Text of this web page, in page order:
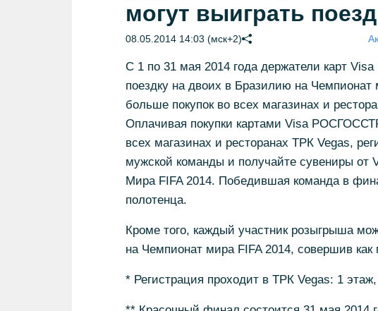
могут выиграть
08.05.2014 14:03 (мск+2)
С 1 по 31 мая 2014 года держатели карт
поездку на двоих в Бразилию на
больше покупок во всех магазинах и
Оплачивая покупки картами Visa
всех магазинах и ресторанах ТРК Vegas,
мужской команды и получайте сувениры от
Мира FIFA 2014. Победившая команда в
полотенца.
Кроме того, каждый участник розыгрыша
на Чемпионат мира FIFA 2014, совершив
* Регистрация проходит в ТРК Vegas: 1